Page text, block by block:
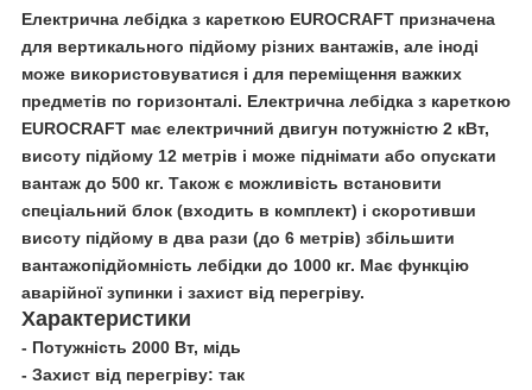
Електрична лебідка з кареткою EUROCRAFT призначена
для вертикального підйому різних вантажів, але іноді
може використовуватися і для переміщення важких
предметів по горизонталі. Електрична лебідка з кареткою
EUROCRAFT має електричний двигун потужністю 2 кВт,
висоту підйому 12 метрів і може піднімати або опускати
вантаж до 500 кг. Також є можливість встановити
спеціальний блок (входить в комплект) і скоротивши
висоту підйому в два рази (до 6 метрів) збільшити
вантажопідйомність лебідки до 1000 кг. Має функцію
аварійної зупинки і захист від перегріву.
Характеристики
- Потужність 2000 Вт, мідь
- Захист від перегріву: так